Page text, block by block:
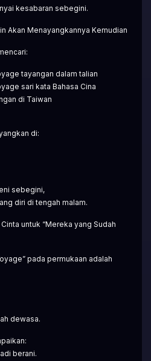
kesabaran sebegini.
Akan Menayangkannya Kemudian
tayangan dalam talian
sari kata Bahasa Cina
di Taiwan
di:
sebegini,
diri di tengah malam.
untuk “Mereka yang Sudah
pada permukaan adalah
dewasa.
berani.